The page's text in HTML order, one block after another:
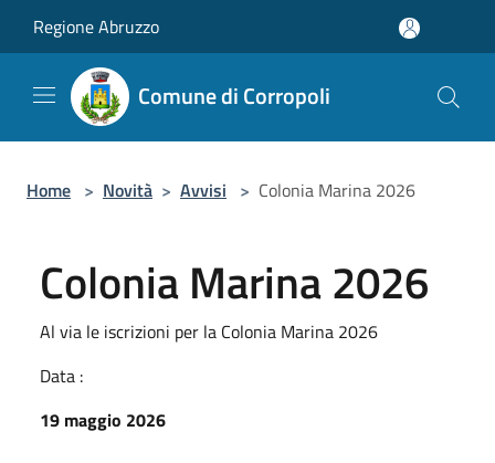
Regione Abruzzo
Comune di Corropoli
Home > Novità > Avvisi > Colonia Marina 2026
Colonia Marina 2026
Al via le iscrizioni per la Colonia Marina 2026
Data :
19 maggio 2026